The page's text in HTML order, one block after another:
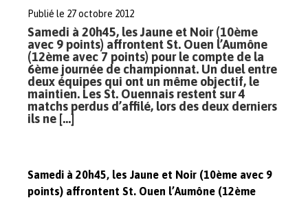
Publié le 27 octobre 2012
Samedi à 20h45, les Jaune et Noir (10ème
avec 9 points) affrontent St. Ouen l’Aumône
(12ème avec 7 points) pour le compte de la
6ème journée de championnat. Un duel entre
deux équipes qui ont un même objectif, le
maintien. Les St. Ouennais restent sur 4
matchs perdus d’affilé, lors des deux derniers
ils ne […]
Samedi à 20h45, les Jaune et Noir (10ème avec 9
points) affrontent St. Ouen l’Aumône (12ème